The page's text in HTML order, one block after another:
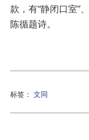
款，有“静闭口室”、
陈循题诗。
标签： 文同